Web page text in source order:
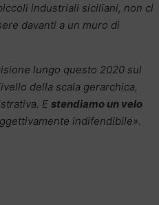
industriali siciliani, non ci
davanti a un muro di
lungo questo 2020 sul
della scala gerarchica,
E stendiamo un velo
indifendibile».